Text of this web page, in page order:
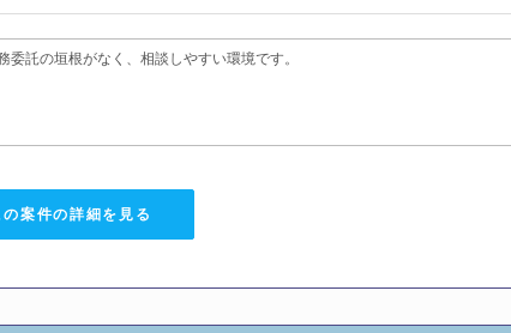
託の垣根がなく、相談しやすい環境です。
の案件の詳細を見る